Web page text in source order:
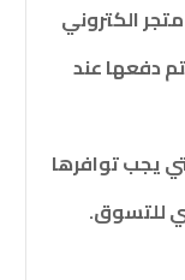
الكتروني
دفعها عند
يجب توافرها
للتسوق.